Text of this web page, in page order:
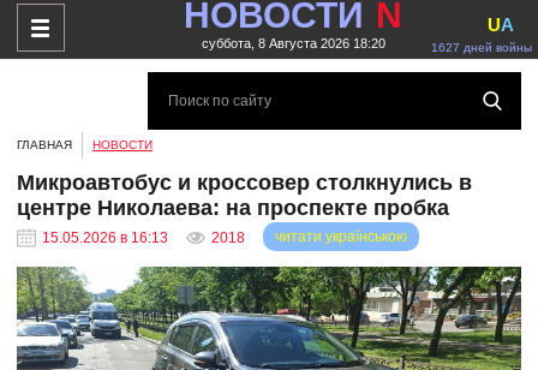
НОВОСТИ N
суббота, 8 Августа 2026 18:20 1627 дней войны
UA
ГЛАВНАЯ НОВОСТИ
Микроавтобус и кроссовер столкнулись в
центре Николаева: на проспекте пробка
15.05.2026 в 16:13 2018 читати українською